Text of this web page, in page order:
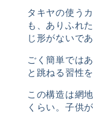
タキヤの使う
も、ありふれ
じ形がないであ
ごく簡単では
と跳ねる習性
この構造は網
くらい。子供